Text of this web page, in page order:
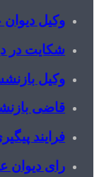
دیوان عدالت
در دیوان
بازنشسته
بازنشسته
پیگیری
دیوان عدالت